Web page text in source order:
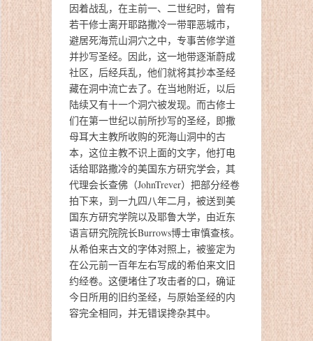
因着战乱，在主前一、二世纪时，曾有
若干修士离开耶路撒冷一带罪恶城市，
避居死海荒山洞穴之中，专事苦修学道
并抄写圣经。因此，这一地带逐渐蔚成
社区，后经兵乱，他们就将其抄本圣经
藏在洞中流亡去了。在当地附近，以后
陆续又有十一个洞穴被发现。而古修士
们在第一世纪以前所抄写的圣经，即撒
母耳大主教所收购的死海山洞中的古
本，这位主教不识上面的文字，他打电
话给耶路撒冷的美国东方研究学会，其
代理会长查佛（JohnTrever）把部分经卷
拍下来，到一九四八年二月，被送到美
国东方研究学院以及耶鲁大学，由近东
语言研究院院长Burrows博士审慎查核。
从希伯来古文的字体对照上，被鉴定为
在公元前一百年左右写成的希伯来文旧
约经卷。这便堵住了攻击者的口，确证
今日所用的旧约圣经，与原始圣经的内
容完全相同，并无错误搀杂其中。